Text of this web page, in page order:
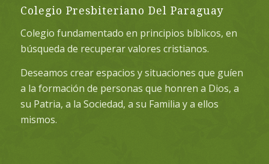
Colegio Presbiteriano Del Paraguay
Colegio fundamentado en principios bíblicos, en
búsqueda de recuperar valores cristianos.
Deseamos crear espacios y situaciones que guíen
a la formación de personas que honren a Dios, a
su Patria, a la Sociedad, a su Familia y a ellos
mismos.